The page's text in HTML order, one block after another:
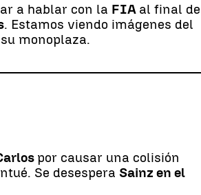
a hablar con la FIA al final de
. Estamos viendo imágenes del
monoplaza.
por causar una colisión
Se desespera Sainz en el